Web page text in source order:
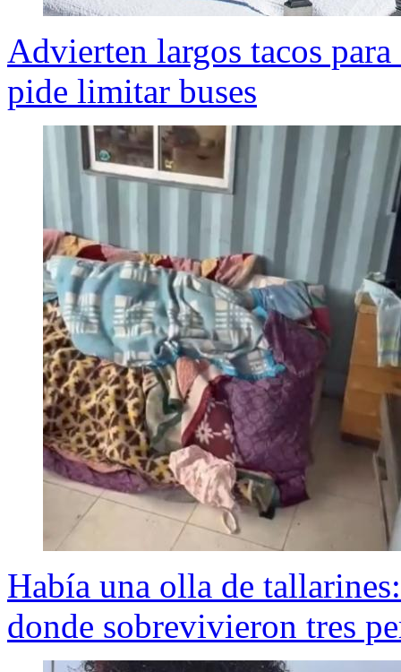
Advierten largos tacos
pide limitar buses
Había una olla de
donde sobrevivieron tres